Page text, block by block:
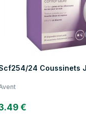
24 Coussinets
€